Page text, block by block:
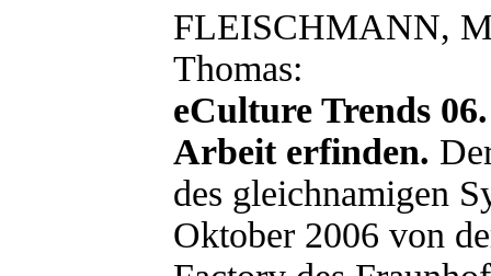
FLEISCHMANN,
Thomas:
eCulture Trends
Arbeit erfinden.
des gleichnamigen
Oktober 2006 von